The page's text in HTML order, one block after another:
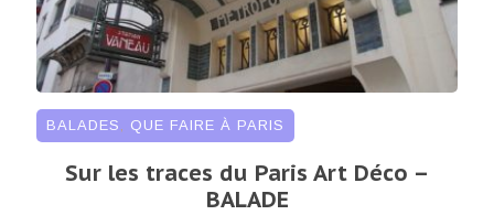
BALADES QUE FAIRE À PARIS
Sur les traces du Paris Art Déco –
BALADE